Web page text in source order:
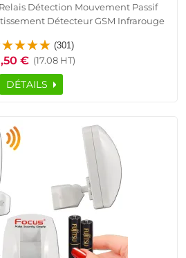
Détection Mouvement Passif
Détecteur GSM Infrarouge
Sécurité Connecté
(301)
€ (17.08 HT)
DÉTAILS